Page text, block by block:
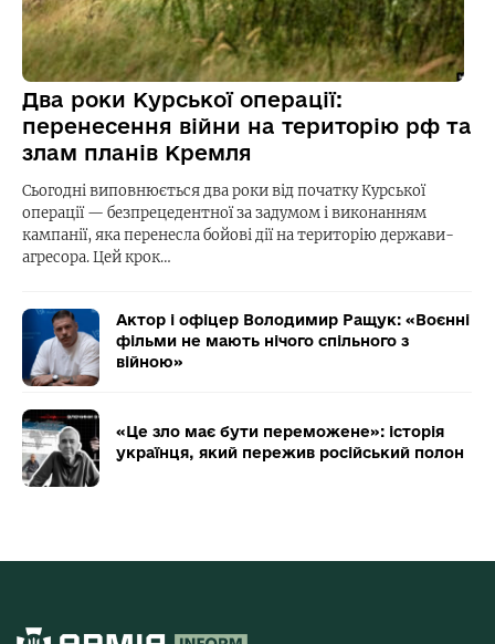
Два роки Курської операції:
перенесення війни на територію рф та
злам планів Кремля
Сьогодні виповнюється два роки від початку Курської
операції — безпрецедентної за задумом і виконанням
кампанії, яка перенесла бойові дії на територію держави-
агресора. Цей крок…
Актор і офіцер Володимир Ращук: «Воєнні
фільми не мають нічого спільного з
війною»
«Це зло має бути переможене»: історія
українця, який пережив російський полон